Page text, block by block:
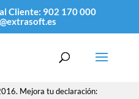
Cliente: 902 170 000
Mejora tu declaración: